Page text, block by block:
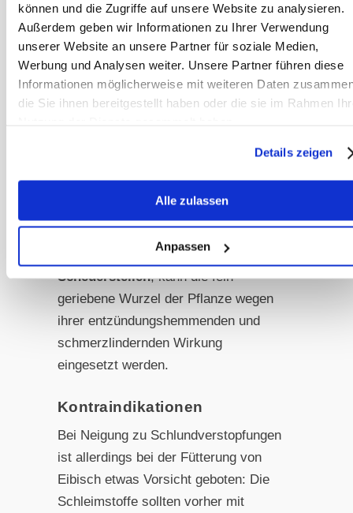
können und die Zugriffe auf unsere Website zu analysieren.
Außerdem geben wir Informationen zu Ihrer Verwendung
unserer Website an unsere Partner für soziale Medien,
Werbung und Analysen weiter. Unsere Partner führen diese
Informationen möglicherweise mit weiteren Daten
die Sie ihnen bereitgestellt haben oder die sie im Rahmen
Details zeigen
Alle zulassen
Anpassen
von Eibisch sind wissenschaftlich gut
belegt. Darüber hinaus gehört Eibisch
Behandlungbakterieller
Blasenentzündungen, auch wenn
Ekzemen oder
Scheuerstellen, kann die fein
geriebene Wurzel der Pflanze wegen
ihrer entzündungshemmenden und
schmerzlindernden Wirkung
eingesetzt werden.
Kontraindikationen
Bei Neigung zu Schlundverstopfungen
ist allerdings bei der Fütterung von
Eibisch etwas Vorsicht geboten: Die
Schleimstoffe sollten vorher mit